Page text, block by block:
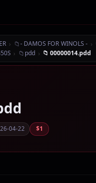
› 📁- DAMOS FOR WINOLS - ›
› 📁 pdd › 📁 00000014.pdd
04-22 $1